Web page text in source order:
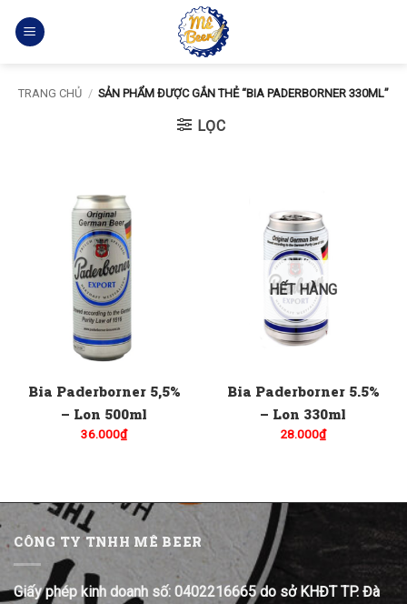
qua
TRANG CHỦ / SẢN PHẨM ĐƯỢC GẮN THẺ “BIA PADERBORNER 330ML”
LỌC
Bia Paderborner 5,5%
– Lon 500ml
36.000₫
HẾT HÀNG
Bia Paderborner 5.5%
– Lon 330ml
28.000₫
CÔNG TY TNHH MÊ BEER
Giấy phép kinh doanh số: 0402216665 do sở KHĐT TP. Đà